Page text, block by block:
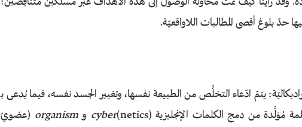
حدّ بلوغ أقصى المطالبات اللاواقعيّة.
يتمّ ادّعاء التخلُّص من الطبيعة نفسها، وتغيير الجسد نفسه، فيما يُدعى بـ
مُوَلَّدة من دمج الكلمات الإنجليزية cyber(netics) و organism (عضويّ